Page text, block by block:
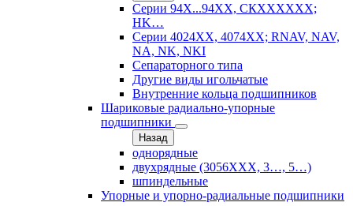
Серии 94Х...94ХХ, СКХХХХХХ;
HK…
Серии 4024ХХ, 4074ХХ; RNAV, NAV,
NA, NK, NKI
Сепараторного типа
Другие виды игольчатые
Внутренние кольца подшипников
Шариковые радиально-упорные
подшипники
Назад
однорядные
двухрядные (3056ХХХ, 3…, 5…)
шпиндельные
Упорные и упорно-радиальные подшипники